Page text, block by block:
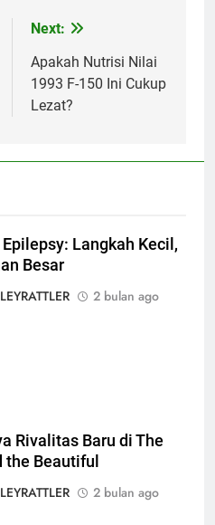
Next:
Apakah Nutrisi Nilai
1993 F-150 Ini Cukup
Lezat?
Langkah Kecil,
Besar
2 bulan ago
Rivalitas Baru di The
the Beautiful
2 bulan ago